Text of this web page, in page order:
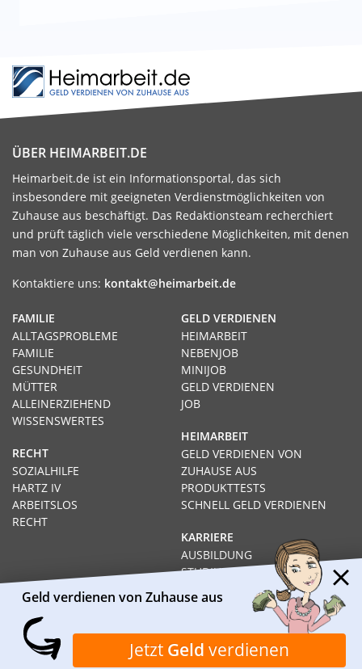
ÜBER HEIMARBEIT.DE
Heimarbeit.de ist ein Informationsportal, das sich
insbesondere mit geeigneten Verdienstmöglichkeiten von
Zuhause aus beschäftigt. Das Redaktionsteam recherchiert
und prüft täglich viele verschiedene Möglichkeiten, mit denen
man von Zuhause aus Geld verdienen kann.
Kontaktiere uns: kontakt@heimarbeit.de
GELD VERDIENEN
HEIMARBEIT
NEBENJOB
MINIJOB
GELD VERDIENEN
JOB
HEIMARBEIT
GELD VERDIENEN VON
ZUHAUSE AUS
PRODUKTTESTS
SCHNELL GELD VERDIENEN
KARRIERE
AUSBILDUNG
STUDIUM
GEHÄLTER
FAMILIE
ALLTAGSPROBLEME
FAMILIE
GESUNDHEIT
MÜTTER
ALLEINERZIEHEND
WISSENSWERTES
RECHT
SOZIALHILFE
HARTZ IV
ARBEITSLOS
RECHT
Impressum Datenschutz Kontakt
Über Heimarbeit.de
Geld verdienen von Zuhause aus
Jetzt Geld verdienen